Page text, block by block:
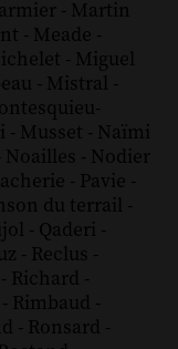
- Martin
- Meade -
- Miguel
- Mistral -
-
- Musset - Naïmi
Noailles - Nodier
- Pavie -
du terrail -
- Qaderi -
- Reclus -
- Richard -
- Rimbaud -
- Ronsard -